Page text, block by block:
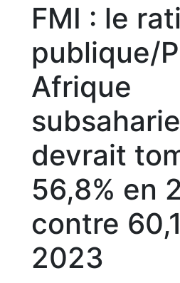
FMI : le
publique/
Afrique
devrait
56,8% en
contre
2023